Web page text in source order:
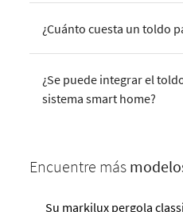
¿Cuánto cuesta un toldo
¿Se puede integrar el
sistema smart home?
Encuentre más
Su markilux pergola